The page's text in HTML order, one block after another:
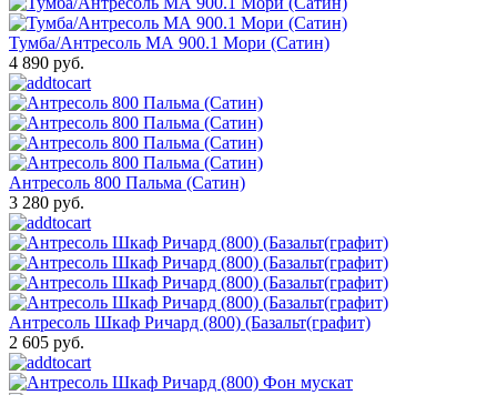
Тумба/Антресоль МА 900.1 Мори (Сатин)
4 890 руб.
Антресоль 800 Пальма (Сатин)
3 280 руб.
Антресоль Шкаф Ричард (800) (Базальт(графит)
2 605 руб.